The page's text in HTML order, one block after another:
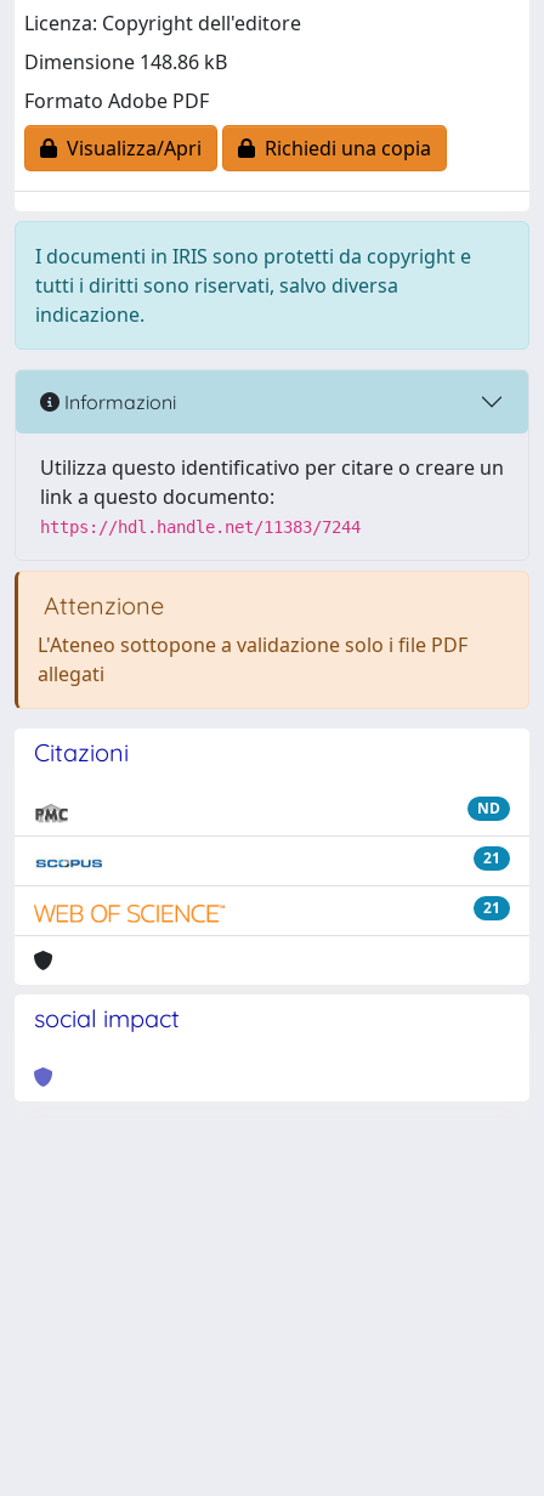
Licenza: Copyright dell'editore
Dimensione 148.86 kB
Formato Adobe PDF
Visualizza/Apri
Richiedi una copia
I documenti in IRIS sono protetti da copyright e
tutti i diritti sono riservati, salvo diversa
indicazione.
Informazioni
Utilizza questo identificativo per citare o creare un
link a questo documento:
https://hdl.handle.net/11383/7244
Attenzione
L'Ateneo sottopone a validazione solo i file PDF
allegati
Citazioni
ND
21
21
social impact